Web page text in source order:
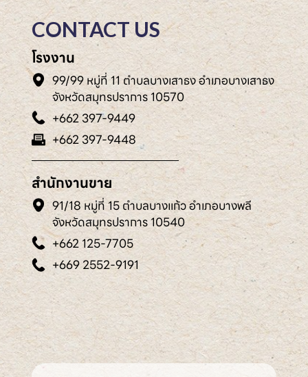
CONTACT US
โรงงาน
99/99 หมู่ที่ 11 ตำบลบางเสาธง อำเภอบางเสาธง
จังหวัดสมุทรปราการ 10570
+662 397-9449
+662 397-9448
สำนักงานขาย
91/18 หมู่ที่ 15 ตำบลบางแก้ว อำเภอบางพลี
จังหวัดสมุทรปราการ 10540
+662 125-7705
+669 2552-9191